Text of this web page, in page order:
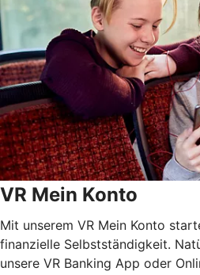
VR Mein Konto
Mit unserem VR Mein Konto
finanzielle Selbstständigkeit.
unsere VR Banking App oder